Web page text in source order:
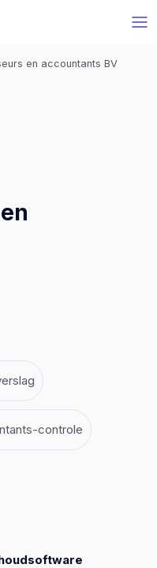
en accountants BV
controle